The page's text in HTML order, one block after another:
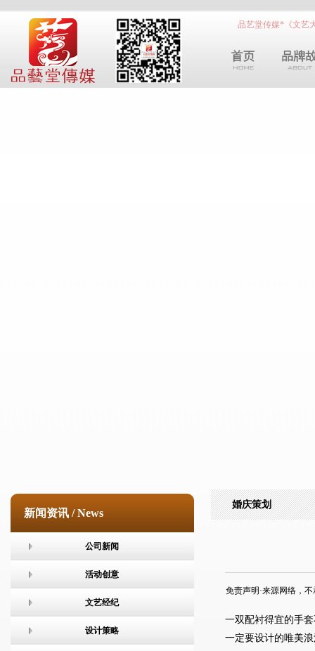
品艺堂传媒*《文艺
新闻资讯 / News
公司新闻
活动创意
文艺经纪
设计策略
婚庆策划
免责声明·来源网络，不
一双配衬得宜的手
一定要设计的唯美